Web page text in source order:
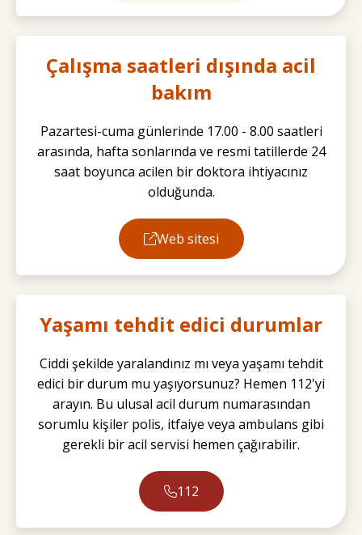
Çalışma saatleri dışında acil
bakım
Pazartesi-cuma günlerinde 17.00 - 8.00 saatleri
arasında, hafta sonlarında ve resmi tatillerde 24
saat boyunca acilen bir doktora ihtiyacınız
olduğunda.
Web sitesi
Yaşamı tehdit edici durumlar
Ciddi şekilde yaralandınız mı veya yaşamı tehdit
edici bir durum mu yaşıyorsunuz? Hemen 112'yi
arayın. Bu ulusal acil durum numarasından
sorumlu kişiler polis, itfaiye veya ambulans gibi
gerekli bir acil servisi hemen çağırabilir.
112